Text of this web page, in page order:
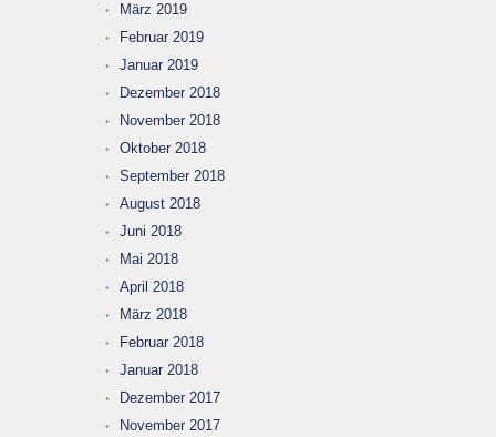
März 2019
Februar 2019
Januar 2019
Dezember 2018
November 2018
Oktober 2018
September 2018
August 2018
Juni 2018
Mai 2018
April 2018
März 2018
Februar 2018
Januar 2018
Dezember 2017
November 2017